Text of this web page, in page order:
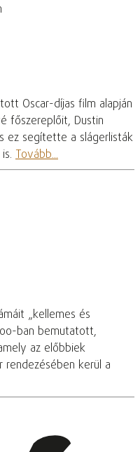
Oscar-díjas film alapján
főszereplőit, Dustin
ez segítette a slágerlisták
Tovább...
„kellemes és
ban bemutatott,
az előbbiek
rendezésében kerül a